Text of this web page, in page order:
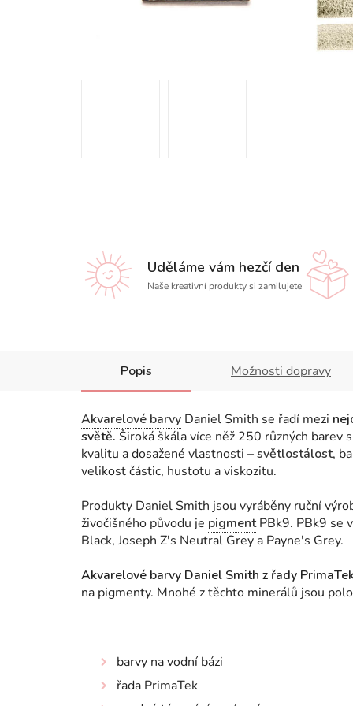
Uděláme vám hezčí den
Naše kreativní produkty si zamilujete
Popis Možnosti dopravy
Akvarelové barvy Daniel Smith se řadí mezi
světě. Široká škála více něž 250 různých barev
kvalitu a dosažené vlastnosti –světlostálost,
velikost částic, hustotu a viskozitu.
Produkty Daniel Smith jsou vyráběny ruční
živočišného původu je pigmentPBk9. PBk9 se
Black, Joseph Z's Neutral Grey a Payne's Grey.
Akvarelové barvy Daniel Smith z řady
na pigmenty. Mnohé z těchto minerálů jsou
barvy na vodní bázi
řada PrimaTek